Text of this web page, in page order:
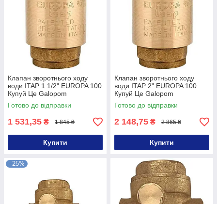
Клапан зворотнього ходу
води ITAP 1 1/2" EUROPA 100
Купуй Це Galopom
Готово до відправки
1 531,35 ₴ 1 845 ₴
Купити
Клапан зворотнього ходу
води ITAP 2" EUROPA 100
Купуй Це Galopom
Готово до відправки
2 148,75 ₴ 2 865 ₴
Купити
–25%